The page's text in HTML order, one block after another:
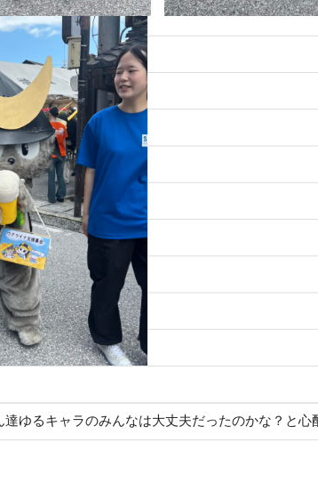
ゆるキャラのみんなは大丈夫だったのかな？と心